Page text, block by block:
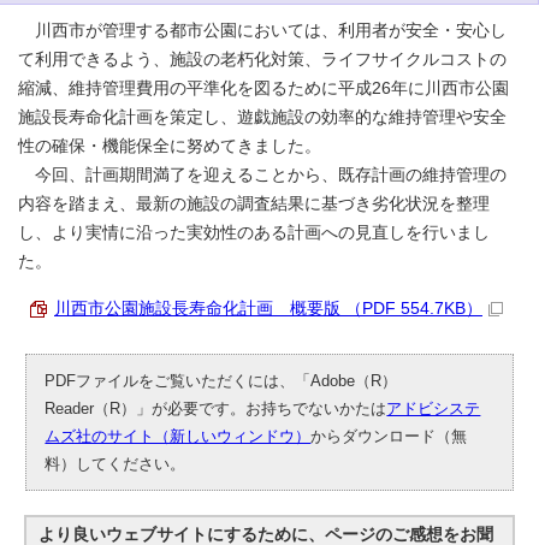
川西市が管理する都市公園においては、利用者が安全・安心し
て利用できるよう、施設の老朽化対策、ライフサイクルコストの
縮減、維持管理費用の平準化を図るために平成26年に川西市公園
施設長寿命化計画を策定し、遊戯施設の効率的な維持管理や安全
性の確保・機能保全に努めてきました。
今回、計画期間満了を迎えることから、既存計画の維持管理の
内容を踏まえ、最新の施設の調査結果に基づき劣化状況を整理
し、より実情に沿った実効性のある計画への見直しを行いまし
た。
川西市公園施設長寿命化計画 概要版 （PDF 554.7KB）
PDFファイルをご覧いただくには、「Adobe（R）
Reader（R）」が必要です。お持ちでないかたはアドビシステ
ムズ社のサイト（新しいウィンドウ）からダウンロード（無
料）してください。
より良いウェブサイトにするために、ページのご感想をお聞